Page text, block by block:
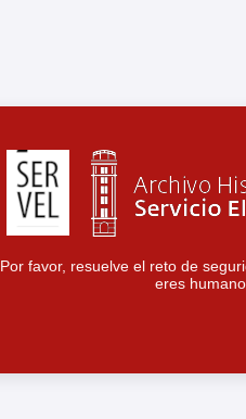
Por favor, resuelve el reto de
eres humano.